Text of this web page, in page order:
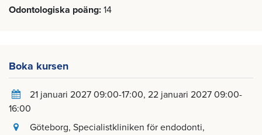
Odontologiska poäng 14
Boka kursen
21 januari 2027 09:00-17:00 22 januari 2027 09:00-
16:00
Göteborg, Specialistkliniken för endodonti,